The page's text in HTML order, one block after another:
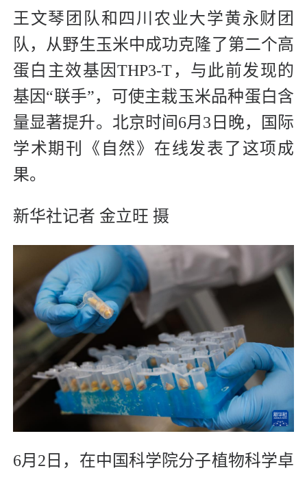
王文琴团队和四川农业大学黄永财团
队，从野生玉米中成功克隆了第二个高
蛋白主效基因THP3-T，与此前发现的
基因“联手”，可使主栽玉米品种蛋白含
量显著提升。北京时间6月3日晚，国际
学术期刊《自然》在线发表了这项成
果。
新华社记者 金立旺 摄
6月2日，在中国科学院分子植物科学卓